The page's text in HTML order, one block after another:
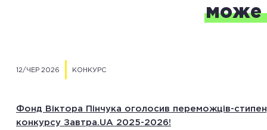
може
Фонд Віктора Пінчука оголосив переможців-
конкурсу Завтра.UA 2025-2026!
12/ЧЕР 2026 КОНКУРС